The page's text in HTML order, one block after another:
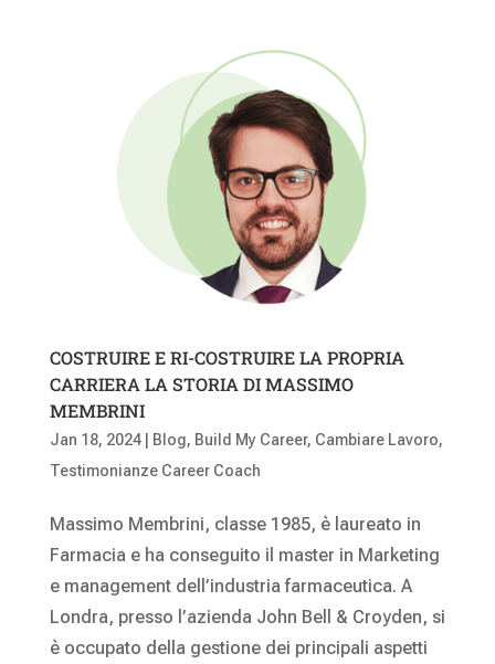
COSTRUIRE E RI-COSTRUIRE LA PROPRIA
CARRIERA LA STORIA DI MASSIMO
MEMBRINI
Jan 18, 2024| Blog, Build My Career, Cambiare Lavoro,
Testimonianze Career Coach
Massimo Membrini, classe 1985, è laureato in
Farmacia e ha conseguito il master in Marketing
e management dell’industria farmaceutica. A
Londra, presso l’azienda John Bell & Croyden, si
è occupato della gestione dei principali aspetti